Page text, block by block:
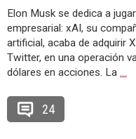
Elon Musk se dedica a
empresarial: xAI, su
artificial, acaba de adquirir
Twitter, en una operación
dólares en acciones. La …
24